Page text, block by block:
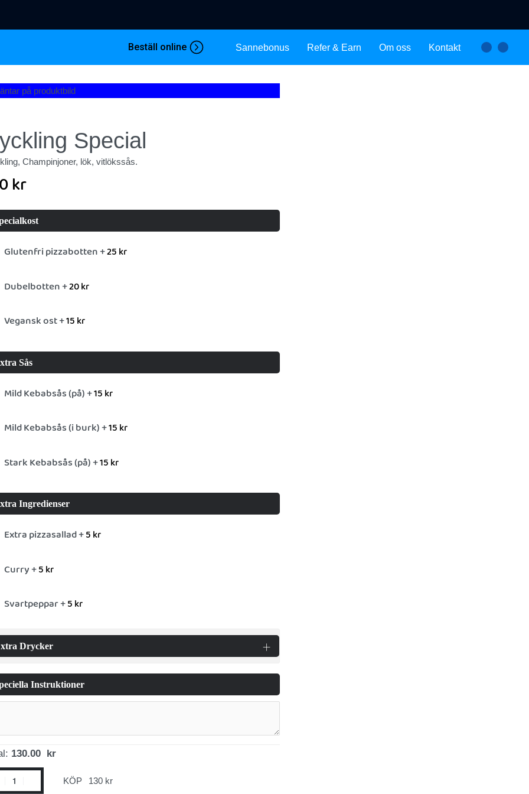
Beställ online Sannebonus Refer & Earn Om oss Kontakt
Special
Champinjoner, lök, vitlökssås.
kr
Glutenfri pizzabotten +25 kr
Dubelbotten +20kr
Vegansk ost +15 kr
Sås
Mild Kebabsås (på) +15 kr
Mild Kebabsås (i burk) +15 kr
Stark Kebabsås (på) +15 kr
Ingredienser
Extra pizzasallad +5 kr
Curry +5 kr
Svartpeppar +5 kr
Drycker
Instruktioner
130.00 kr
KÖP